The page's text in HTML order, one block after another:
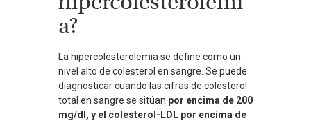
a?
La hipercolesterolemia se define como un
nivel alto de colesterol en sangre. Se puede
diagnosticar cuando las cifras de colesterol
total en sangre se sitúan por encima de 200
mg/dl, y el colesterol-LDL por encima de